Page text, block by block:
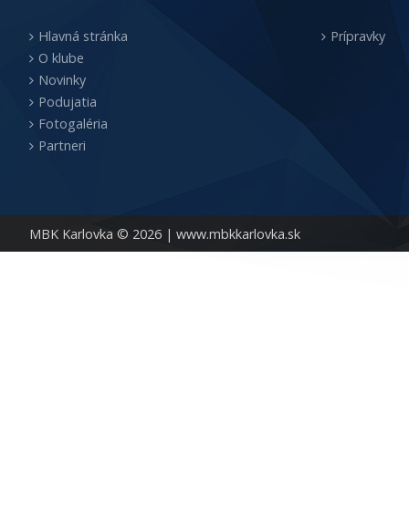
MBK Karlovka © 2026 | www.mbkkarlovka.sk
Hlavná stránka
O klube
Novinky
Podujatia
Fotogaléria
Partneri
Prípravky